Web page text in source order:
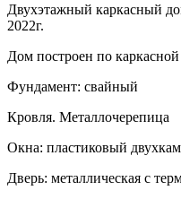
Двухэтажный каркасный
2022г.
Дом построен по
Фундамент: свайный
Кровля. Металлочерепица
Окна: пластиковый
Дверь: металлическая с